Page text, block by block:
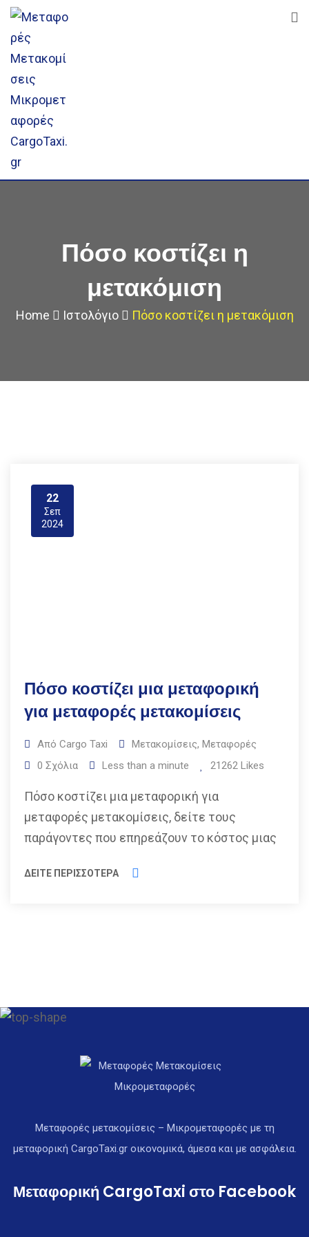
Skip
content
Πόσο κοστίζει η
μετακόμιση
Home Ιστολόγιο Πόσο κοστίζει η μετακόμιση
22
Σεπ
2024
Πόσο κοστίζει μια μεταφορική
για μεταφορές μετακομίσεις
Από Cargo Taxi Μετακομίσεις, Μεταφορές
0 Σχόλια Less than a minute 21262 Likes
Πόσο κοστίζει μια μεταφορική για
μεταφορές μετακομίσεις, δείτε τους
παράγοντες που επηρεάζουν το κόστος μιας
ΔΕΙΤΕ ΠΕΡΙΣΣΟΤΕΡΑ
Μεταφορές μετακομίσεις – Μικρομεταφορές με τη
μεταφορική CargoTaxi.gr οικονομικά, άμεσα και με ασφάλεια.
Μεταφορική CargoTaxi στο Facebook